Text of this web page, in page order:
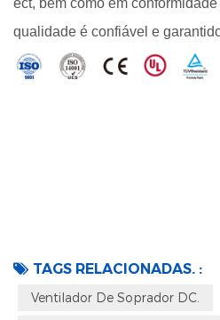
qualidade é confiável e
TAGS RELACIONADAS. :
Ventilador De Soprador DC.